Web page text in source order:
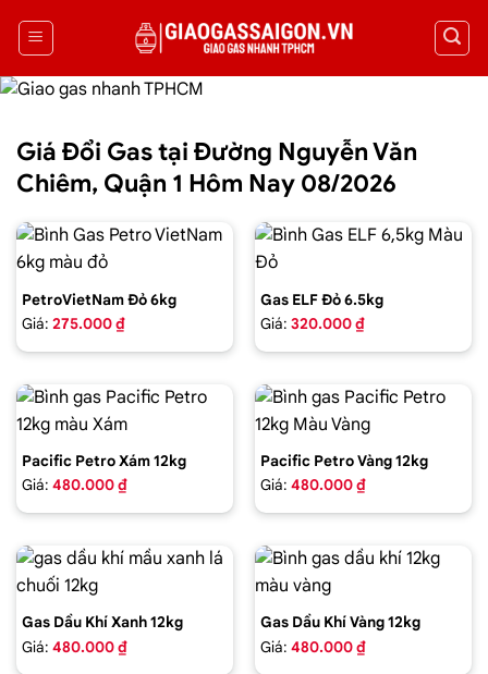
Giá Đổi Gas tại Đường Nguyễn Văn
Chiêm, Quận 1 Hôm Nay 08/2026
PetroVietNam Đỏ 6kg
Giá: 275.000 ₫
Gas ELF Đỏ 6.5kg
Giá: 320.000 ₫
Pacific Petro Xám 12kg
Giá: 480.000 ₫
Pacific Petro Vàng 12kg
Giá: 480.000 ₫
Gas Dầu Khí Xanh 12kg
Giá: 480.000 ₫
Gas Dầu Khí Vàng 12kg
Giá: 480.000 ₫